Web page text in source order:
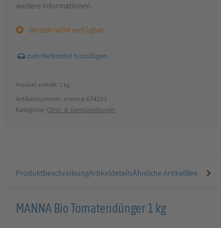
weitere Informationen.
derzeit nicht verfügbar
Produkt enthält: 1 kg
Artikelnummer: manna-674201
Kategorie: Obst- & Gemüsedünger
ProduktbeschreibungArtikeldetailsÄhnliche Artikel
Produktbeschreibung
MANNA Bio Tomatendünger 1 kg